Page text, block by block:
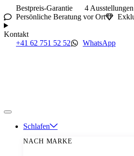
Bestpreis-Garantie
4 Ausstellungen
Persönliche Beratung vor Ort
Kontakt
+41 62 751 52 52
WhatsApp
Schlafen
NACH MARKE